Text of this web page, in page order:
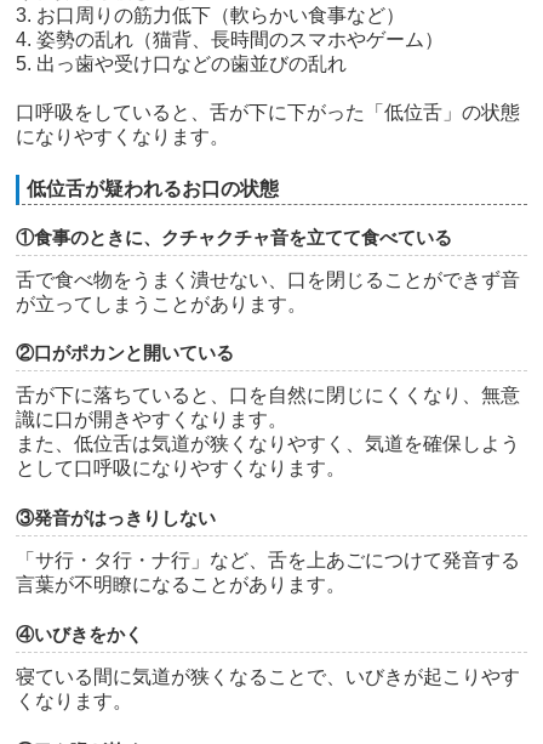
3. お口周りの筋力低下（軟らかい食事など）
4. 姿勢の乱れ（猫背、長時間のスマホやゲーム）
5. 出っ歯や受け口などの歯並びの乱れ
口呼吸をしていると、舌が下に下がった「低位舌」の状態
になりやすくなります。
低位舌が疑われるお口の状態
①食事のときに、クチャクチャ音を立てて食べている
舌で食べ物をうまく潰せない、口を閉じることができず音
が立ってしまうことがあります。
②口がポカンと開いている
舌が下に落ちていると、口を自然に閉じにくくなり、無意
識に口が開きやすくなります。
また、低位舌は気道が狭くなりやすく、気道を確保しよう
として口呼吸になりやすくなります。
③発音がはっきりしない
「サ行・タ行・ナ行」など、舌を上あごにつけて発音する
言葉が不明瞭になることがあります。
④いびきをかく
寝ている間に気道が狭くなることで、いびきが起こりやす
くなります。